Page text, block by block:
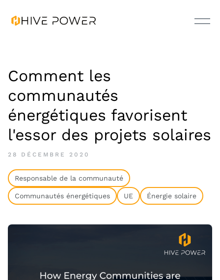
Comment les
communautés
énergétiques favorisent
l'essor des projets solaires
28 DÉCEMBRE 2020
Responsable de la communauté
Communautés énergétiques UE Énergie solaire